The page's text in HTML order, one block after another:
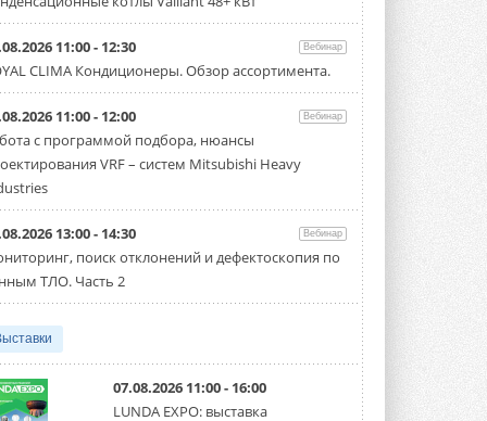
Carrier модернизирует
флагманский чиллер AquaEdge
19XR
Чиллер получил новую версию,
работающую на хладагенте R1234ze ...
31 ИЮЛЯ 2026
Mitsubishi расширяет
компанию MEHITS US Inc. ...
31 ИЮЛЯ 2026
свой специальный перечень Covered ...
31 ИЮЛЯ 2026
11:00 - 12:30 Вебинар
CLIMA Кондиционеры. Обзор ассортимента.
11:00 - 12:00 Вебинар
с программой подбора, нюансы
VRF – систем Mitsubishi Heavy
13:00 - 14:30 Вебинар
поиск отклонений и дефектоскопия по
ТЛО. Часть 2
07.08.2026 11:00 - 16:00
LUNDA EXPO: выставка